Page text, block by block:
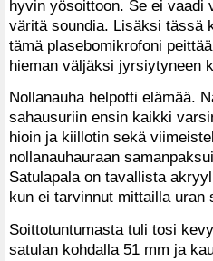
hyvin yösoittoon. Se ei vaadi
väritä soundia. Lisäksi tässä
tämä plasebomikrofoni
hieman väljäksi jyrsiytyneen
Nollanauha helpotti elämää.
sahausuriin ensin kaikki
hioin ja kiillotin sekä
nollanauhauraan
Satulapala on tavallista
kun ei tarvinnut mittailla uran
Soittotuntumasta tuli tosi
satulan kohdalla 51 mm ja